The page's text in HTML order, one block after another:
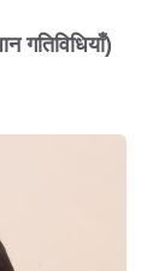
गतिविधियाँ)